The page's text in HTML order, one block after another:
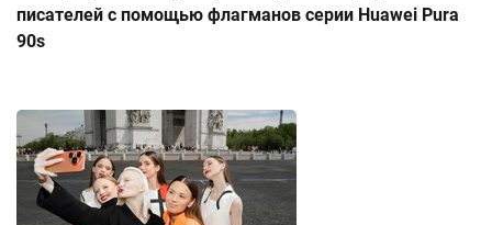
писателей с помощью флагманов серии Huawei Pura
90s